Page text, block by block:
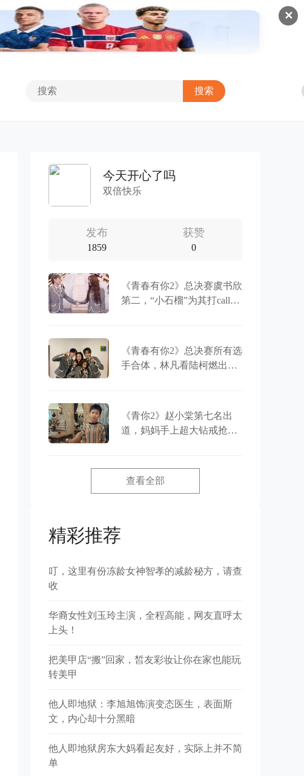
✕
今天开心了吗
双倍快乐
发布
1859
获赞
0
《青春有你2》总决赛虞书欣
第二，“小石榴”为其打call，
《青春有你2》总决赛所有选
手合体，林凡看陆柯燃出道
《青你2》赵小棠第七名出
道，妈妈手上超大钻戒抢
查看全部
精彩推荐
叮，这里有份冻龄女神智孝的减龄秘方，请查
收
华裔女性刘玉玲主演，全程高能，网友直呼太
上头！
把美甲店“搬”回家，皙友彩妆让你在家也能玩
转美甲
他人即地狱：李旭旭饰演变态医生，表面斯
文，内心却十分黑暗
他人即地狱房东大妈看起友好，实际上并不简
单